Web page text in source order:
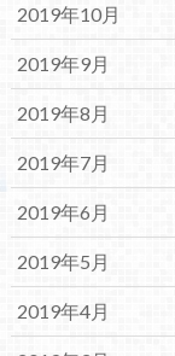
2019年10月
2019年9月
2019年8月
2019年7月
2019年6月
2019年5月
2019年4月